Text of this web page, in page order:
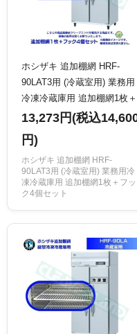
ホシザキ 追加棚網 HRF-
90LAT3用 (冷蔵室用) 業務用
冷凍冷蔵庫用 追加棚網1枚＋
フック4個セット
13,273円(税込
円)
ホシザキ 追加棚網 HRF-
90LAT3用 (冷蔵室用) 業務用冷
凍冷蔵庫用 追加棚網1枚＋フッ
ク4個セット